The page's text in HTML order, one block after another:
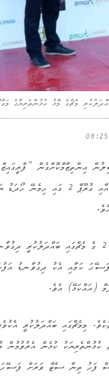
މެޗްގެ މޮޅު ކުޅުންތެރިޔާގެ
އިންތިޒާމްކޮށްގެން
1 ހިމެނޭ އެކުވެރި ފުނާޑު އާއި
އިއްޔެ ހަވީރު ކުޅުނު ގުރޫޕް 2 ގެ
ވަރަށް ފަސޭހަ ކަމާއި އެކު
(އައްކަޅޭ) އެވެ.
ގުރޫޕް 1 ގެ މެޗެކެވެ. މިމެޗްގައި
ކުޅެން އެރުވުމުން
ފަހު ތިން ސެޓް ވަރަށް ފަސޭހަ